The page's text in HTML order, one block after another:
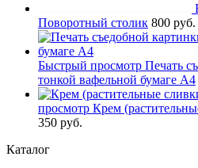
Поворотный столик 800 руб.
Быстрый просмотр Печать
тонкой вафельной бумаге А4
просмотр Крем
350 руб.
Каталог